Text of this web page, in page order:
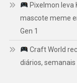
Pixelmon leva
mascote meme
Gen 1
Craft World
diários,